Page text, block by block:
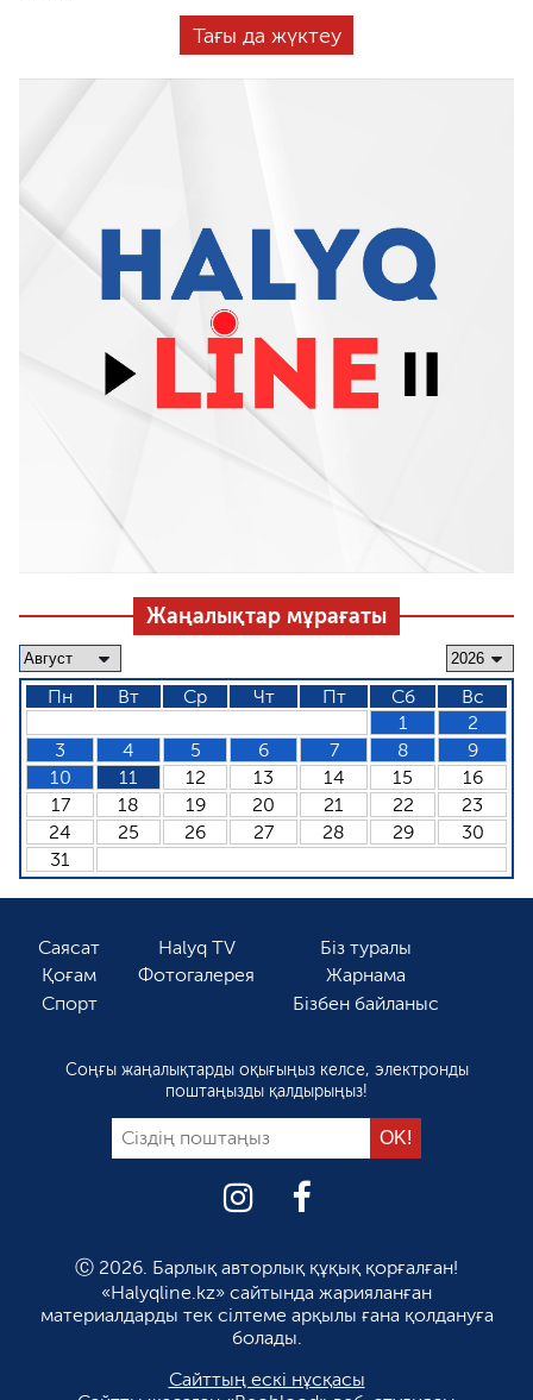
Тағы да жүктеу
Жаңалықтар мұрағаты
Пн Вт Ср Чт Пт Сб
Вс
1
2
3
4 5 6 7 8
9
10
11 12 13 14 15
16
17
18 19 20 21 22
23
24
25 26 27 28 29
30
31
Саясат
Қоғам
Спорт
Halyq TV
Фотогалерея
Біз туралы
Жарнама
Бізбен байланыс
Соңғы жаңалықтарды оқығыңыз келсе, электронды
поштаңызды қалдырыңыз!
Ⓒ 2026. Барлық авторлық құқық қорғалған!
«Halyqline.kz» сайтында жарияланған
материалдарды тек сілтеме арқылы ғана қолдануға
болады.
Сайттың ескі нұсқасы